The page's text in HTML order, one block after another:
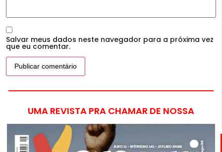
Salvar meus dados neste navegador para a próxima vez
que eu comentar.
UMA REVISTA PRA CHAMAR DE NOSSA